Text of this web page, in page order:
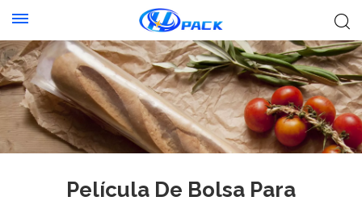
Película De Bolsa Para